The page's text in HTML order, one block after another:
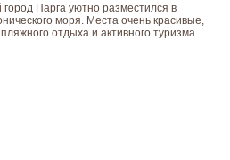
Парга уютно разместился в
моря. Места очень красивые,
отдыха и активного туризма.